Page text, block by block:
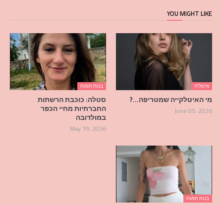
YOU MIGHT LIKE
איטליה
מי האיטלקייה שמטריפה…?
June 05, 2026
בנות חמות
סטלה: כוכבת הרשתות
החברתיות מחיי הכפר
במולדובה
May 19, 2026
בנות חמות